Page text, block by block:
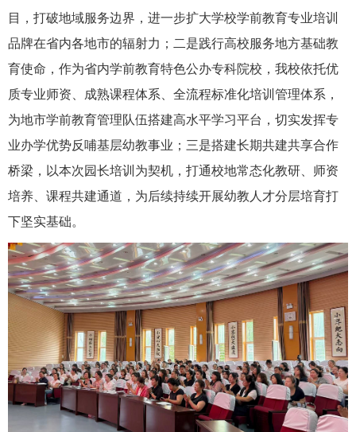
目，打破地域服务边界，进一步扩大学校学前教育专业培训
品牌在省内各地市的辐射力；二是践行高校服务地方基础教
育使命，作为省内学前教育特色公办专科院校，我校依托优
质专业师资、成熟课程体系、全流程标准化培训管理体系，
为地市学前教育管理队伍搭建高水平学习平台，切实发挥专
业办学优势反哺基层幼教事业；三是搭建长期共建共享合作
桥梁，以本次园长培训为契机，打通校地常态化教研、师资
培养、课程共建通道，为后续持续开展幼教人才分层培育打
下坚实基础。